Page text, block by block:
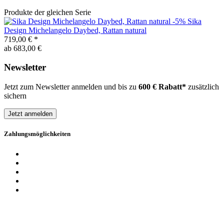
Produkte der gleichen Serie
-5% Sika
Design Michelangelo Daybed, Rattan natural
719,00 € *
ab 683,00 €
Newsletter
Jetzt zum Newsletter anmelden und bis zu 600 € Rabatt* zusätzlich
sichern
Jetzt anmelden
Zahlungsmöglichkeiten